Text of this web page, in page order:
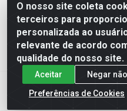
O nosso site coleta
terceiros para
personalizada ao
relevante de acordo
qualidade do nosso site.
Aceitar
Negar
Preferências de Cookies
Machado Carnes
Logradouro: Avenida
- CEP 64.500-